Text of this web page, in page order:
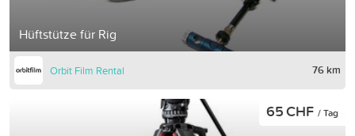
Hüftstütze für Rig
Orbit Film Rental 76 km
65 CHF / Tag